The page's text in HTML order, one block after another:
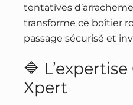
tentatives
transforme ce boîtier
passage sécurisé et
🔷
Xpert